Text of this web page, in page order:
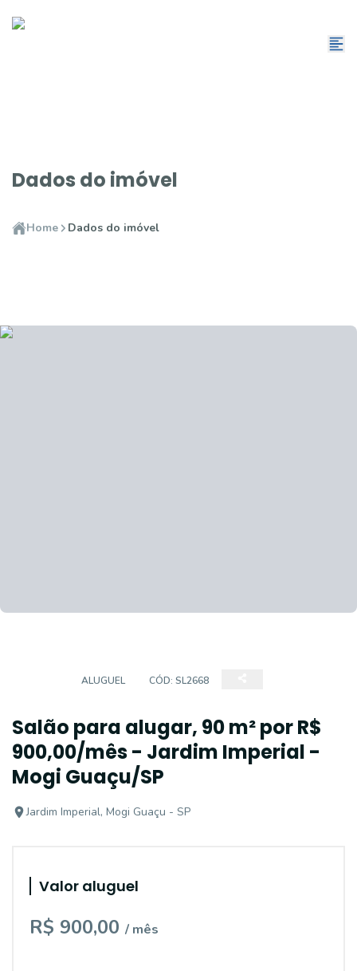
Dados do imóvel
Home Dados do imóvel
ALUGUEL CÓD: SL2668
Salão para alugar, 90 m² por R$
900,00/mês - Jardim Imperial -
Mogi Guaçu/SP
Jardim Imperial, Mogi Guaçu - SP
Valor aluguel
R$ 900,00 / mês